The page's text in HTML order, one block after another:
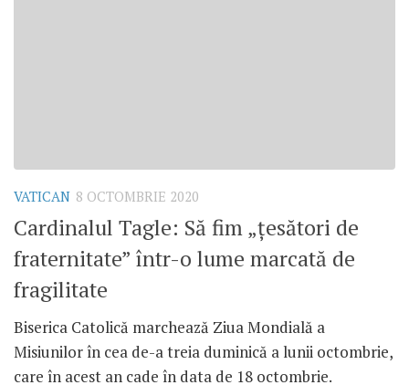
VATICAN 8 OCTOMBRIE 2020
Cardinalul Tagle: Să fim „țesători de
fraternitate” într-o lume marcată de
fragilitate
Biserica Catolică marchează Ziua Mondială a
Misiunilor în cea de-a treia duminică a lunii octombrie,
care în acest an cade în data de 18 octombrie.